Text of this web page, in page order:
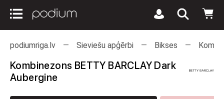
podiumriga.lv Sieviešu apģērbi Bikses
Kombinezons BETTY BARCLAY Dark
Aubergine